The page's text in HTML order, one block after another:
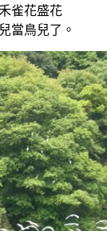
雀花盛花
當鳥兒了。